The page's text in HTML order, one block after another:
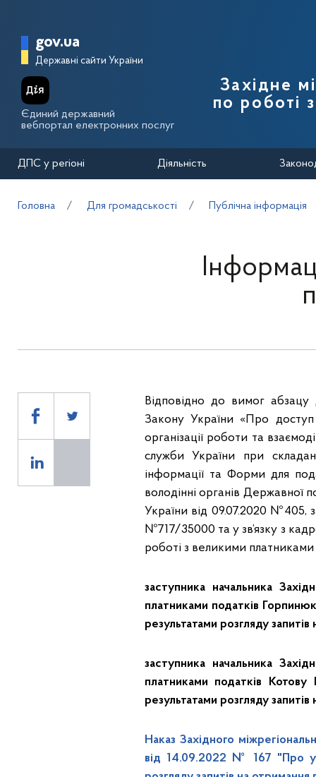
Головна сторінка Державної
gov.ua
Державні сайти України
Єдиний державний
вебпортал електронних послуг
Західне
по роботі
ДПС у регіоні Діяльність
Головна Для громадськості Публічна інформація
Відповідно до вимог
Закону України «Про доступ
організації роботи та
служби України при
інформації та Форми для
володінні органів Державної
України від 09.07.2020 №405,
№717/35000 та у зв’язку з
роботі з великими платниками
заступника начальника
платниками податків
результатами розгляду
заступника начальника
платниками податків Котову
результатами розгляду
Наказ Західного
від 14.09.2022 № 167 "Про